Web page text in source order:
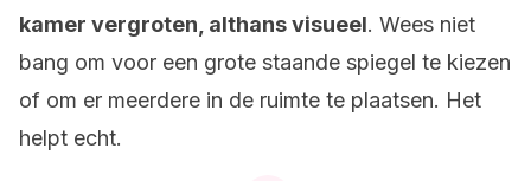
kamer vergroten, althans visueel. Wees niet
bang om voor een grote staande spiegel te kiezen
of om er meerdere in de ruimte te plaatsen. Het
helpt echt.